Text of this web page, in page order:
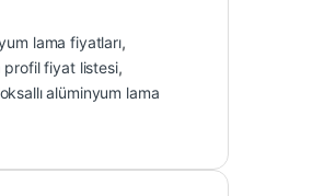
lama fiyatları,
profil fiyat listesi,
alüminyum lama